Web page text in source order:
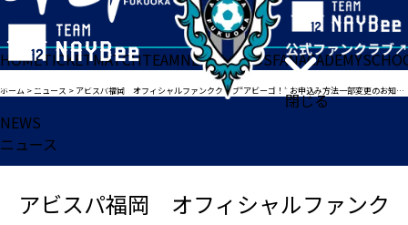
閉じる
HOMETICKETMATCHTEAMNEWSGOODSFANACADEMY
ホーム >ニュース > アビスパ福岡 オフィシャルファンククラブ“アビーゴ！” お申込み方法一部変更のお知らせ
NEWS
ニュース
アビスパ福岡 オフィシャルファンク